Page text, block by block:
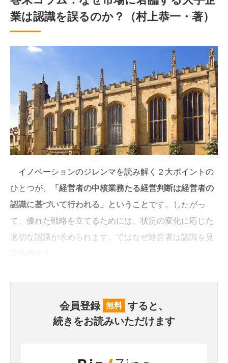
業は認識を誤るのか？（村上恭一・著）
イノベーションのジレンマを読み解く２大ポイントの
ひとつが、
「経営者の中核業務たる経営判断は経営者の
認識に基づいて行われる」ということです。したがっ
て、優れた戦略を立てるためには、状況の変化に応じた
適切な認識が求められます。ではなぜ経営者は認識を見
会員登録 無料 すると、
続きをお読みいただけます